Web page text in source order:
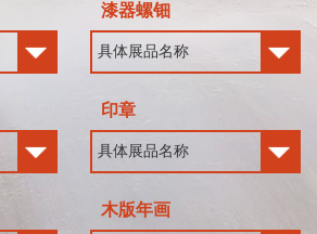
漆器螺钿
印章
木版年画